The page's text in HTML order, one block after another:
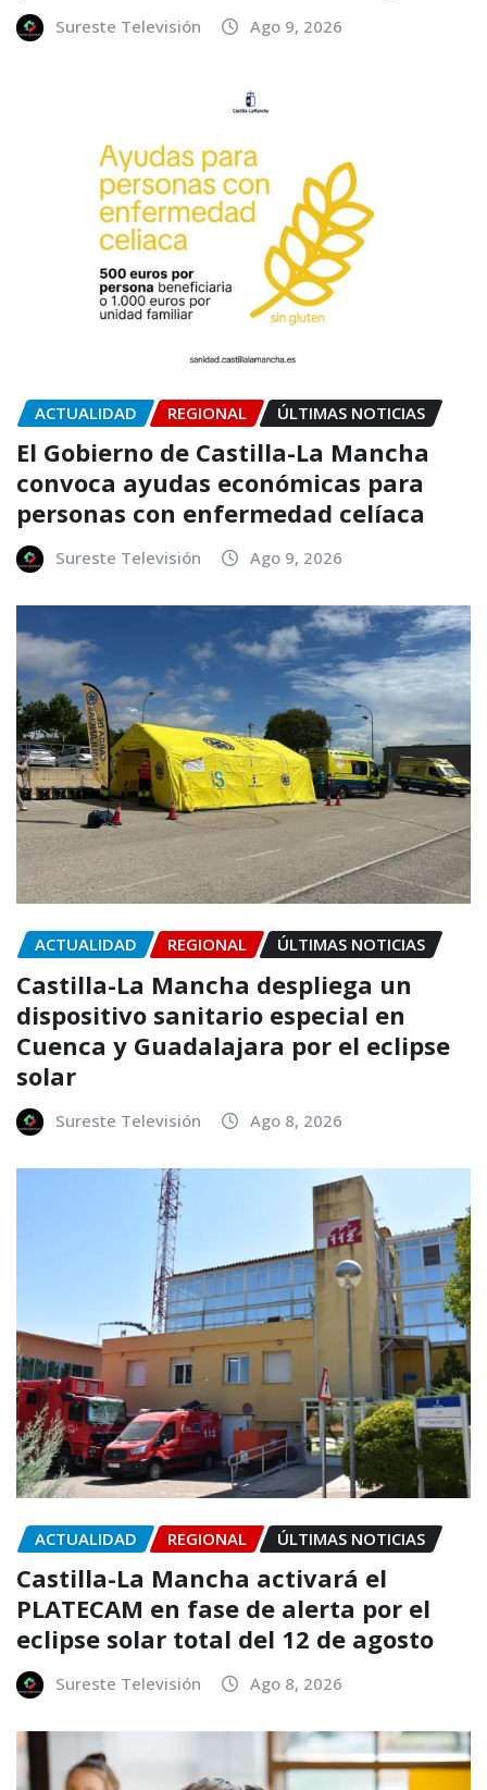
Sureste Televisión Ago 9, 2026
ACTUALIDAD REGIONAL ÚLTIMAS NOTICIAS
El Gobierno de Castilla-La Mancha
convoca ayudas económicas para
personas con enfermedad celíaca
Sureste Televisión Ago 9, 2026
ACTUALIDAD REGIONAL ÚLTIMAS NOTICIAS
Castilla-La Mancha despliega un
dispositivo sanitario especial en
Cuenca y Guadalajara por el eclipse
solar
Sureste Televisión Ago 8, 2026
ACTUALIDAD REGIONAL ÚLTIMAS NOTICIAS
Castilla-La Mancha activará el
PLATECAM en fase de alerta por el
eclipse solar total del 12 de agosto
Sureste Televisión Ago 8, 2026